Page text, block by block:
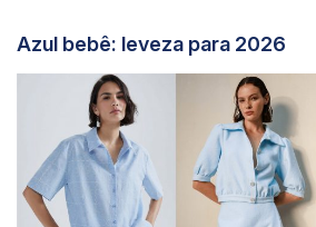
Azul bebê: leveza para 2026